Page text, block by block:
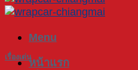
Menu
หน้าแรก
เรื่องเด่น